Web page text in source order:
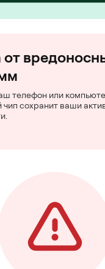
телефон или
сохранит ваши